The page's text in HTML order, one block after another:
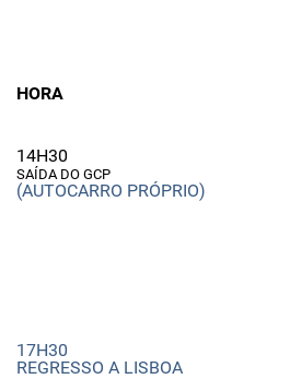
HORA
14H30
SAÍDA DO GCP
(AUTOCARRO PRÓPRIO)
17H30
REGRESSO A LISBOA